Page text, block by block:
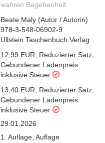
wahren Begebenheit
Beate Maly (Autor / Autorin)
978-3-548-06902-9
Ullstein Taschenbuch Verlag
12,99 EUR
Reduzierter Satz
Gebundener Ladenpreis
inklusive Steuer
13,40 EUR Reduzierter Satz
Gebundener Ladenpreis
inklusive Steuer
29.01.2026
1. Auflage Auflage